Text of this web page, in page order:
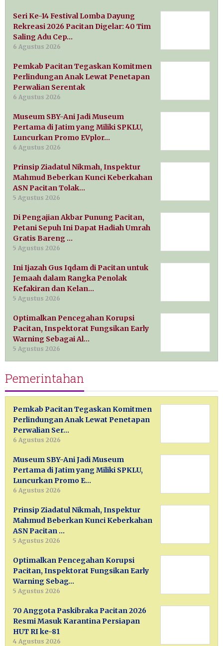
Seri Ke-14 Festival Lomba Dayung
Rekreasi 2026 Pacitan Digelar: 40 Tim
Saling Adu Cep…
6 Agustus 2026
Pemkab Pacitan Tegaskan Komitmen
Perlindungan Anak Lewat Penetapan
Perwalian Serentak
6 Agustus 2026
Museum SBY-Ani Jadi Museum
Pertama di Jatim yang Miliki SPKLU,
Luncurkan Promo EVplor…
6 Agustus 2026
Prinsip Ziadatul Nikmah, Inspektur
Mahmud Beberkan Kunci Keberkahan
ASN Pacitan Tolak…
5 Agustus 2026
Di Pengajian Akbar Punung Pacitan,
Petani Sepuh Ini Dapat Hadiah Umrah
Gratis Bareng …
5 Agustus 2026
Ini Ijazah Gus Iqdam di Pacitan untuk
Jemaah dalam Rangka Penolak
Kefakiran dan Kelan…
5 Agustus 2026
Optimalkan Pencegahan Korupsi
Pacitan, Inspektorat Fungsikan Early
Warning Sebagai Al…
5 Agustus 2026
Pemerintahan
Pemkab Pacitan Tegaskan Komitmen
Perlindungan Anak Lewat Penetapan
Perwalian Ser…
6 Agustus 2026
Museum SBY-Ani Jadi Museum
Pertama di Jatim yang Miliki SPKLU,
Luncurkan Promo E…
6 Agustus 2026
Prinsip Ziadatul Nikmah, Inspektur
Mahmud Beberkan Kunci Keberkahan
ASN Pacitan …
5 Agustus 2026
Optimalkan Pencegahan Korupsi
Pacitan, Inspektorat Fungsikan Early
Warning Sebag…
5 Agustus 2026
70 Anggota Paskibraka Pacitan 2026
Resmi Masuk Karantina Persiapan
HUT RI ke-81
4 Agustus 2026